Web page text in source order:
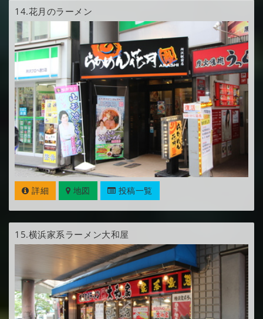
14.花月のラーメン
詳細 地図 投稿一覧
15.横浜家系ラーメン大和屋